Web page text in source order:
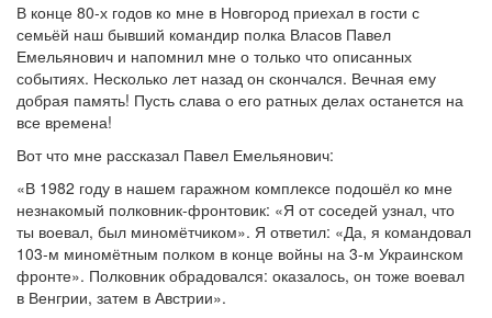
В конце 80-х годов ко мне в Новгород приехал в гости с
семьёй наш бывший командир полка Власов Павел
Емельянович и напомнил мне о только что описанных
событиях. Несколько лет назад он скончался. Вечная ему
добрая память! Пусть слава о его ратных делах останется на
все времена!
Вот что мне рассказал Павел Емельянович:
«В 1982 году в нашем гаражном комплексе подошёл ко мне
незнакомый полковник-фронтовик: «Я от соседей узнал, что
ты воевал, был миномётчиком». Я ответил: «Да, я командовал
103-м миномётным полком в конце войны на 3-м Украинском
фронте». Полковник обрадовался: оказалось, он тоже воевал
в Венгрии, затем в Австрии».